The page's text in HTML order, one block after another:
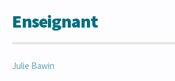
Enseignant
Julie Bawin